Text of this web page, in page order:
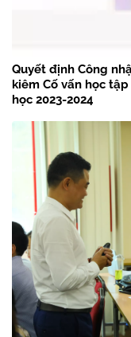
Quyết định Công
kiêm Cố vấn học
học 2023-2024